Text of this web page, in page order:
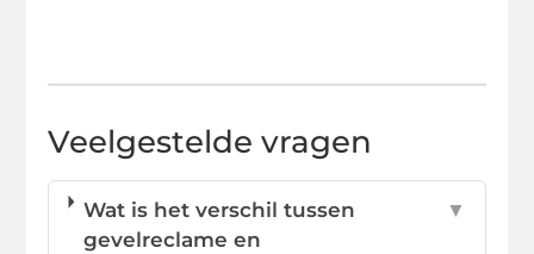
Veelgestelde vragen
Wat is het verschil tussen
gevelreclame en
▼